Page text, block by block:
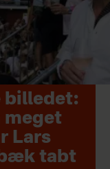
billedet:
meget
Lars
tabt